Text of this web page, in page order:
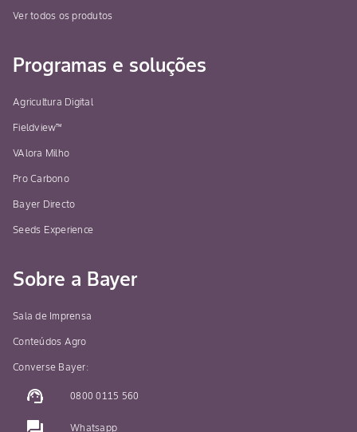
Ver todos os produtos
Programas e soluções
Agricultura Digital
Fieldview™
VAlora Milho
Pro Carbono
Bayer Directo
Seeds Experience
Sobre a Bayer
Sala de Imprensa
Conteúdos Agro
Converse Bayer:
support_agent 0800 0115 560
question_answer Whatsapp